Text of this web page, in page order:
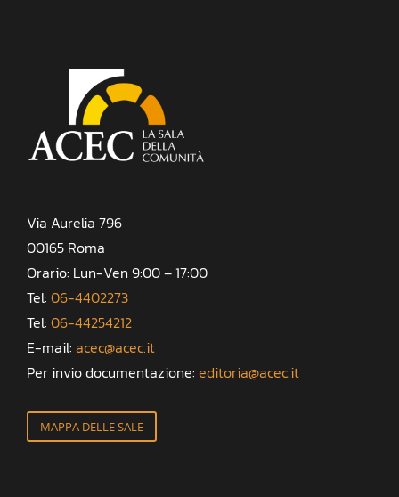
Via Aurelia 796
00165 Roma
Orario: Lun-Ven 9:00 – 17:00
Tel: 06-4402273
Tel: 06-44254212
E-mail: acec@acec.it
Per invio documentazione: editoria@acec.it
MAPPA DELLE SALE